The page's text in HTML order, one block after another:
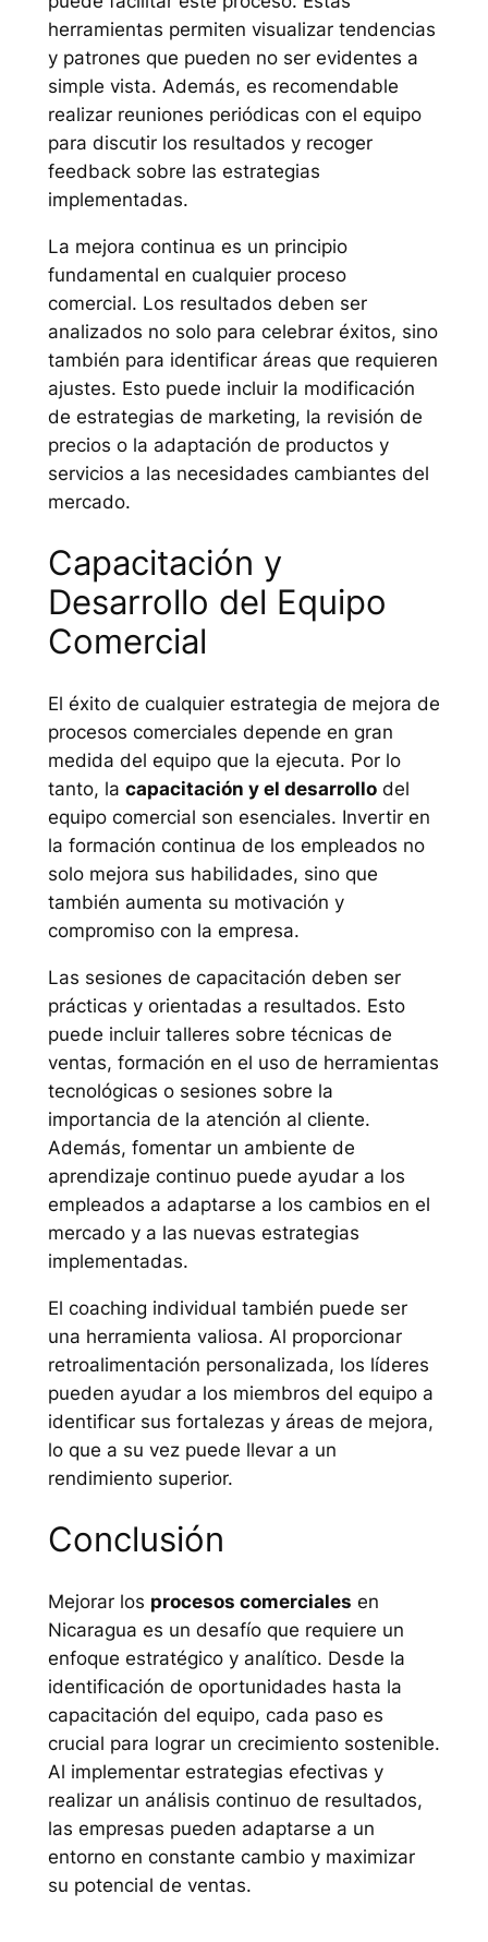
herramientas permiten visualizar tendencias
y patrones que pueden no ser evidentes a
simple vista. Además, es recomendable
realizar reuniones periódicas con el equipo
para discutir los resultados y recoger
feedback sobre las estrategias
implementadas.
La mejora continua es un principio
fundamental en cualquier proceso
comercial. Los resultados deben ser
analizados no solo para celebrar éxitos, sino
también para identificar áreas que requieren
ajustes. Esto puede incluir la modificación
de estrategias de marketing, la revisión de
precios o la adaptación de productos y
servicios a las necesidades cambiantes del
mercado.
Capacitación y
Desarrollo del Equipo
Comercial
El éxito de cualquier estrategia de mejora de
procesos comerciales depende en gran
medida del equipo que la ejecuta. Por lo
tanto, la capacitación y el desarrollodel
equipo comercial son esenciales. Invertir en
la formación continua de los empleados no
solo mejora sus habilidades, sino que
también aumenta su motivación y
compromiso con la empresa.
Las sesiones de capacitación deben ser
prácticas y orientadas a resultados. Esto
puede incluir talleres sobre técnicas de
ventas, formación en el uso de herramientas
tecnológicas o sesiones sobre la
importancia de la atención al cliente.
Además, fomentar un ambiente de
aprendizaje continuo puede ayudar a los
empleados a adaptarse a los cambios en el
mercado y a las nuevas estrategias
implementadas.
El coaching individual también puede ser
una herramienta valiosa. Al proporcionar
retroalimentación personalizada, los líderes
pueden ayudar a los miembros del equipo a
identificar sus fortalezas y áreas de mejora,
lo que a su vez puede llevar a un
rendimiento superior.
Conclusión
Mejorar los procesos comerciales en
Nicaragua es un desafío que requiere un
enfoque estratégico y analítico. Desde la
identificación de oportunidades hasta la
capacitación del equipo, cada paso es
crucial para lograr un crecimiento sostenible.
Al implementar estrategias efectivas y
realizar un análisis continuo de resultados,
las empresas pueden adaptarse a un
entorno en constante cambio y maximizar
su potencial de ventas.